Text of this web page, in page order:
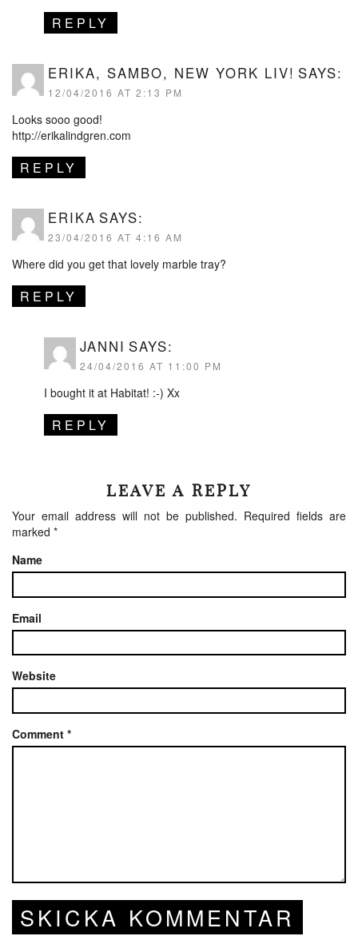
REPLY
ERIKA, SAMBO, NEW YORK LIV! SAYS:
12/04/2016 AT 2:13 PM
Looks sooo good!
http://erikalindgren.com
REPLY
ERIKA SAYS:
23/04/2016 AT 4:16 AM
Where did you get that lovely marble tray?
REPLY
JANNI SAYS:
24/04/2016 AT 11:00 PM
I bought it at Habitat! :-) Xx
REPLY
LEAVE A REPLY
Your email address will not be published. Required fields are
marked *
Name
Email
Website
Comment *
SKICKA KOMMENTAR